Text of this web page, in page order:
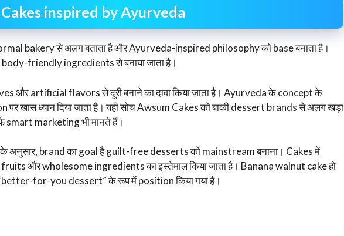
inspired by Ayurveda
bakery से अलग बताता है और Ayurveda-inspired philosophy को base बनाता है।
body-friendly ingredients से बनाया जाता है।
और artificial flavors से दूरी बनाने का दावा किया जाता है। Ayurveda के concept के
खास ध्यान दिया जाता है। यही सोच Awsum Cakes को बाकी dessert brands से अलग खड़ा
smart marketing भी मानते हैं।
अनुसार, brand का goal है guilt-free desserts को mainstream बनाना। Cakes में
और wholesome ingredients का इस्तेमाल किया जाता है। Banana walnut cake हो
for-you dessert” के रूप में position किया गया है।